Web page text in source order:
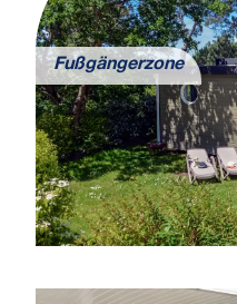
Fußgängerzone